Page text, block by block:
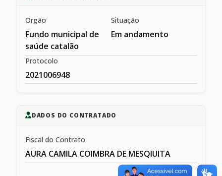
Orgão
Fundo municipal de
saúde catalão
Situação
Em andamento
Protocolo
2021006948
DADOS DO CONTRATADO
Fiscal do Contrato
AURA CAMILA COIMBRA DE MESQIUITA